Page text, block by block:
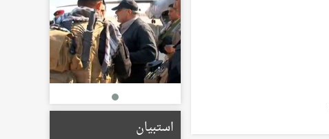
الإعمار تعلن تشكيل لجان
لتعويض أصحاب الأراضي
المتأثرة بمسار الطريق
الحلقي الرابع
22/01/2026
استبيان